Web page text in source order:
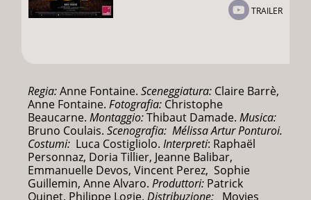
TRAILER
Regia:Anne Fontaine. Sceneggiatura: Claire Barrè,
Anne Fontaine. Fotografia: Christophe
Beaucarne. Montaggio:Thibaut Damade. Musica:
Bruno Coulais. Scenografia: Mélissa Artur Ponturoi.
Costumi: Luca Costigliolo. Interpreti: Raphaël
Personnaz, Doria Tillier, Jeanne Balibar,
Emmanuelle Devos, Vincent Perez, Sophie
Guillemin, Anne Alvaro. Produttori: Patrick
Quinet, Philippe Logie. Distribuzione: Movies